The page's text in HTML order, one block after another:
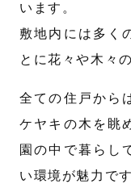
います。
敷地内には多く
とに花々や木々
全ての住戸から
ケヤキの木を眺
園の中で暮らし
い環境が魅力です